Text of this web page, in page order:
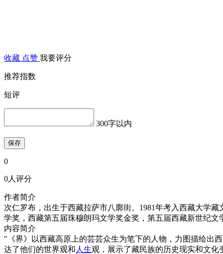
收藏 点赞 我要评分
推荐指数
短评
300字以内
保存
0
0人评分
作者简介
次仁罗布，出生于西藏拉萨市八廓街。1981年考入西藏大学
学奖，西藏第五届珠穆朗玛文学奖金奖，第五届西藏新世纪
内容简介
"《界》以西藏高原上的芸芸众生为笔下的人物，力图描绘出
达了他们的世界观和 人生观，展示了藏民族的历史现实和文化